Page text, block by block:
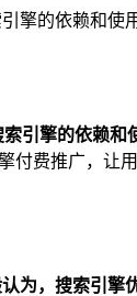
擎的依赖和使
引擎的依赖和
付费推广，让
为，搜索引擎